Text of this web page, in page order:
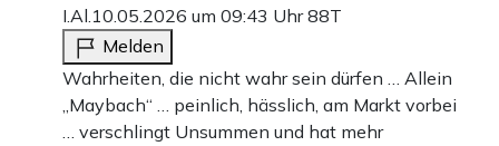
I.Al.10.05.2026 um 09:43 Uhr88T
Melden
Wahrheiten, die nicht wahr sein dürfen … Allein
„Maybach“ … peinlich, hässlich, am Markt vorbei
… verschlingt Unsummen und hat mehr